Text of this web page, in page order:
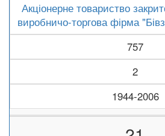
Акціонерне товариство
виробничо-торгова фірма
757
2
1944-2006